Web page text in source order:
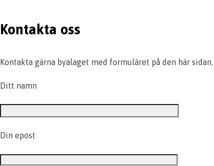
Kontakta oss
Kontakta gärna byalaget med formuläret på den här sidan.
Ditt namn
Din epost